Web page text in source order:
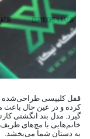
قفل کلیپسی طراحی‌شده
کرده و در عین حال
گیرد. مدل بند انگشتی
خانم‌هایی با مچ‌های
به دستان شما می‌بخشد.